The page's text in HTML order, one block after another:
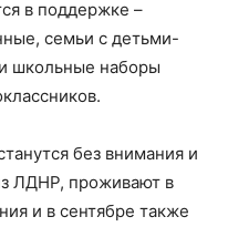
в поддержке –
семьи с детьми-
школьные наборы
без внимания и
ЛДНР, проживают в
и в сентябре также